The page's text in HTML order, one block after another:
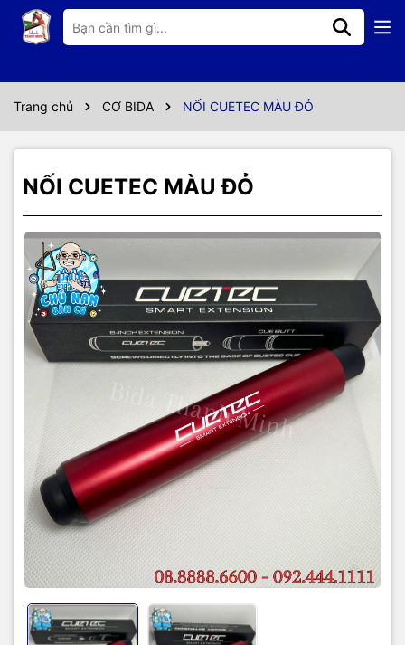
Trang chủ CƠ BIDA NỐI CUETEC MÀU ĐỎ
NỐI CUETEC MÀU ĐỎ
Thông số kỹ thuật